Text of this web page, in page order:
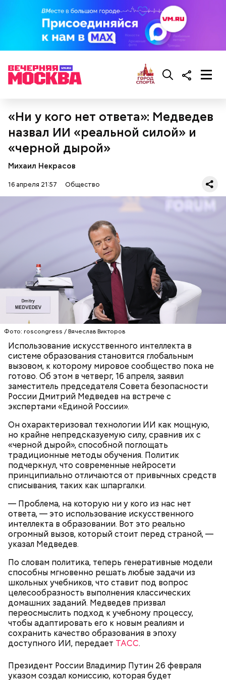
«Ни у кого нет ответа»: Медведев
назвал ИИ «реальной силой» и
«черной дырой»
Михаил Некрасов
16 апреля 21:57 Общество
Фото: roscongress / Вячеслав Викторов
Использование искусственного интеллекта в
системе образования становится глобальным
вызовом, к которому мировое сообщество пока не
готово. Об этом в четверг, 16 апреля, заявил
заместитель председателя Совета безопасности
России Дмитрий Медведев на встрече с
экспертами «Единой России».
Он охарактеризовал технологии ИИ как мощную,
но крайне непредсказуемую силу, сравнив их с
«черной дырой», способной поглощать
традиционные методы обучения. Политик
подчеркнул, что современные нейросети
принципиально отличаются от привычных средств
списывания, таких как шпаргалки.
— Проблема, на которую ни у кого из нас нет
ответа, — это использование искусственного
интеллекта в образовании. Вот это реально
огромный вызов, который стоит перед страной, —
указал Медведев.
По словам политика, теперь генеративные модели
способны мгновенно решать любые задачи из
школьных учебников, что ставит под вопрос
целесообразность выполнения классических
домашних заданий. Медведев призвал
переосмыслить подход к учебному процессу,
чтобы адаптировать его к новым реалиям и
сохранить качество образования в эпоху
доступного ИИ, передает ТАСС.
Президент России Владимир Путин 26 февраля
указом создал комиссию, которая будет
Праздник любви
Праздник любви, или Ту бе-Ав, отмечается в
Израиле как местный аналог Дня святого
Валентина. Влюбленные в этот день делают друг
другу сюрпризы, дарят цветы и подарки,
устраивают свидания и признаются в своих
чувствах. Праздник уходит корнями в далекое
прошлое — во времена существования еврейской
традиции, когда девушки надевали белые платья и
водили хороводы в виноградниках, а юноши
искали себе невест.